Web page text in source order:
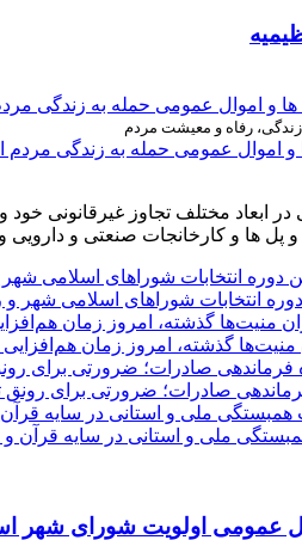
رفاه و معیشت مردم
اموال عمومی حمله به زندگی
ابعاد مختلف تجاوز غیرقانونی
پل ها و کارخانجات صنعتی و
دوره انتخابات شوراهای اسلامی شهر
گذشته، امروز زمان
صادرات؛ ضرورتی برای رونق
ملی و استانی در سایه قرآن و
عمومی اولویت شورای شهر